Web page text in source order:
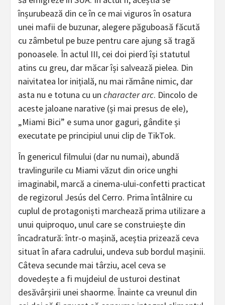
înșurubează din ce în ce mai viguros în osatura
unei mafii de buzunar, alegere păguboasă făcută
cu zâmbetul pe buze pentru care ajung să tragă
ponoasele. În actul III, cei doi pierd își statutul
atins cu greu, dar măcar își salvează pielea. Din
naivitatea lor inițială, nu mai rămâne nimic, dar
asta nu e totuna cu un character arc. Dincolo de
aceste jaloane narative (și mai presus de ele),
„Miami Bici” e suma unor gaguri, gândite și
executate pe principiul unui clip de TikTok.
În genericul filmului (dar nu numai), abundă
travlingurile cu Miami văzut din orice unghi
imaginabil, marcă a cinema-ului-confetti practicat
de regizorul Jesús del Cerro. Prima întâlnire cu
cuplul de protagoniști marchează prima utilizare a
unui quiproquo, unul care se construiește din
încadratură: într-o mașină, aceștia prizează ceva
situat în afara cadrului, undeva sub bordul mașinii.
Câteva secunde mai târziu, acel ceva se
dovedește a fi mujdeiul de usturoi destinat
desăvârșirii unei shaorme. Înainte ca vreunul din